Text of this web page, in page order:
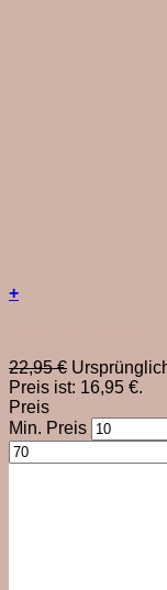
+
22,95€
Preis ist: 16,95 €.
Preis
Min. Preis